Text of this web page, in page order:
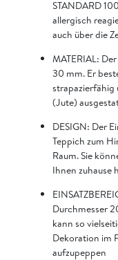
STANDARD
allergisch
auch über die
MATERIAL:
30 mm. Er
strapazierfähig
(Jute)
DESIGN: Der
Teppich zum
Raum. Sie
Ihnen zuhause
Durchmesser
kann so
Dekoration im
aufzupeppen